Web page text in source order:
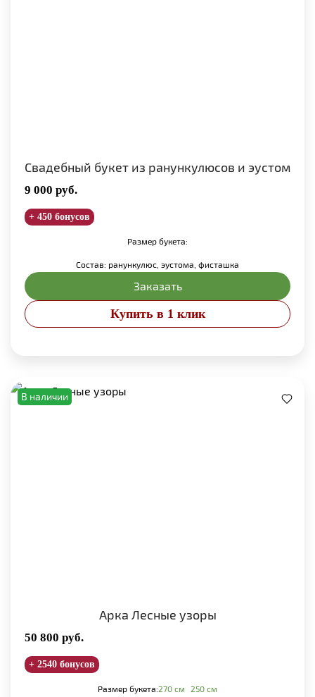
Свадебный букет из ранункулюсов и эустом
9 000 руб.
+ 450 бонусов
Размер букета:
Состав: ранункулюс, эустома, фисташка
Заказать
Купить в 1 клик
В наличии
Арка Лесные узоры
50 800 руб.
+ 2540 бонусов
Размер букета:270 см 250 см